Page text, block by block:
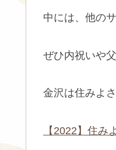
中には、他の
ぜひ内祝いや
金沢は住みよ
【2022】住み